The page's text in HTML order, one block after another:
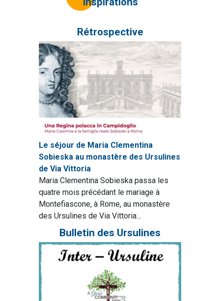
Rétrospective
Le séjour de Maria Clementina
Sobieska au monastère des Ursulines
de Via Vittoria
Maria Clementina Sobieska passa les
quatre mois précédant le mariage à
Montefiascone, à Rome, au monastère
des Ursulines de Via Vittoria...
Bulletin des Ursulines